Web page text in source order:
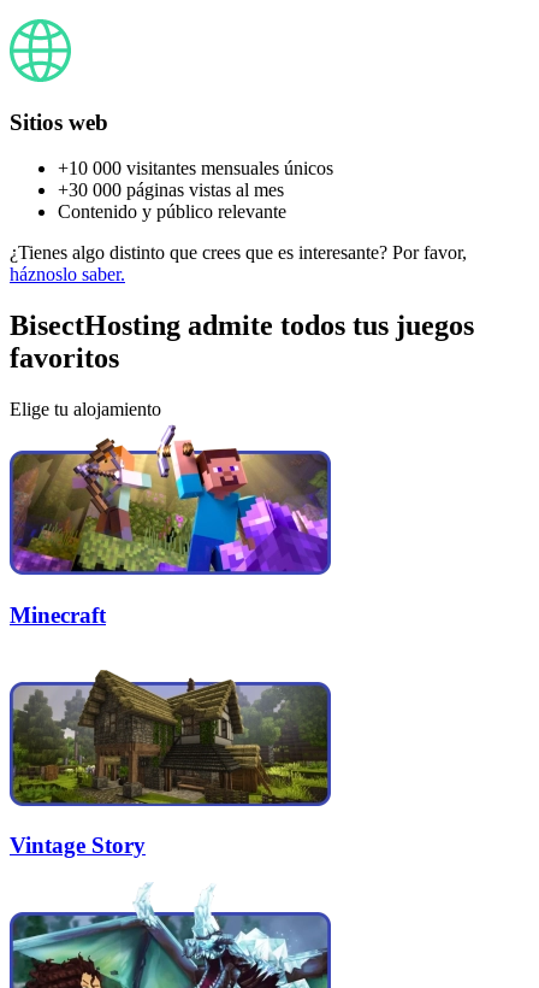
Sitios web
+10 000 visitantes mensuales únicos
+30 000 páginas vistas al mes
Contenido y público relevante
¿Tienes algo distinto que crees que es interesante? Por favor,
háznoslo saber.
BisectHosting admite todos tus juegos
favoritos
Elige tu alojamiento
Minecraft
Vintage Story